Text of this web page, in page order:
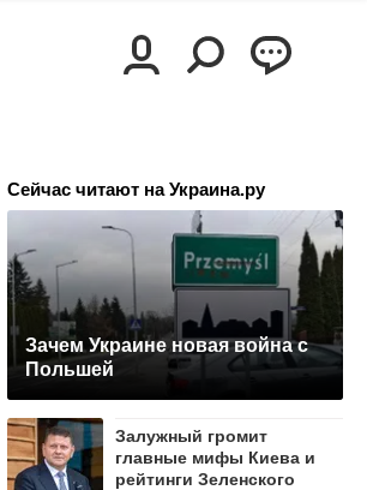
Сейчас читают на Украина.ру
Зачем Украине новая война с
Польшей
Залужный громит
главные мифы Киева и
рейтинги Зеленского